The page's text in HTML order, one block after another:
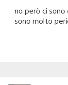
no però ci sono
sono molto